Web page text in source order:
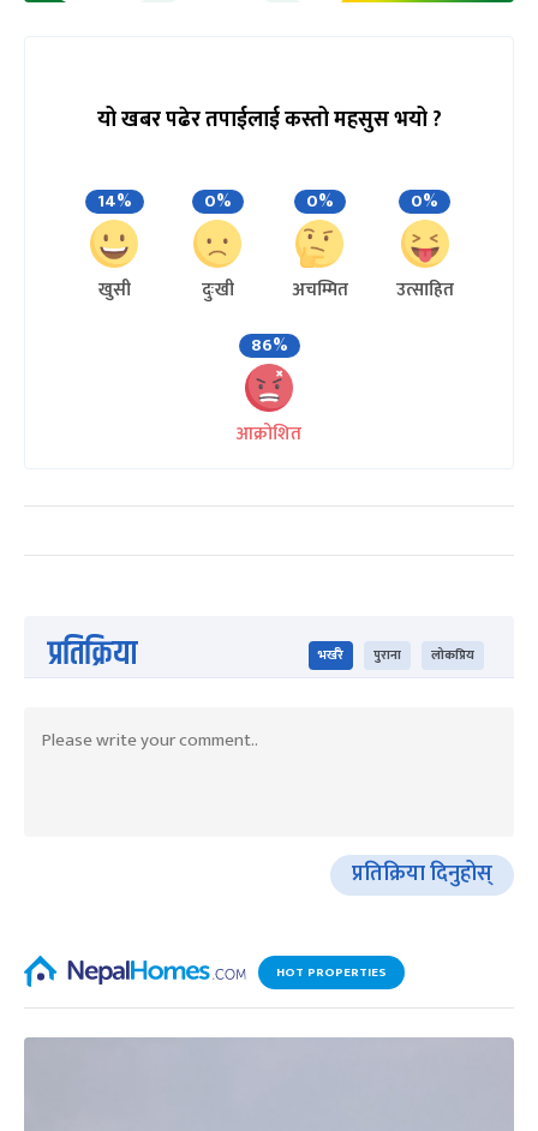
यो खबर पढेर तपाईलाई कस्तो महसुस भयो ?
14%
खुसी
0%
दुःखी
0%
अचम्मित
0%
उत्साहित
86%
आक्रोशित
प्रतिक्रिया भर्खरै पुराना लोकप्रिय
प्रतिक्रिया दिनुहोस्
HOT PROPERTIES